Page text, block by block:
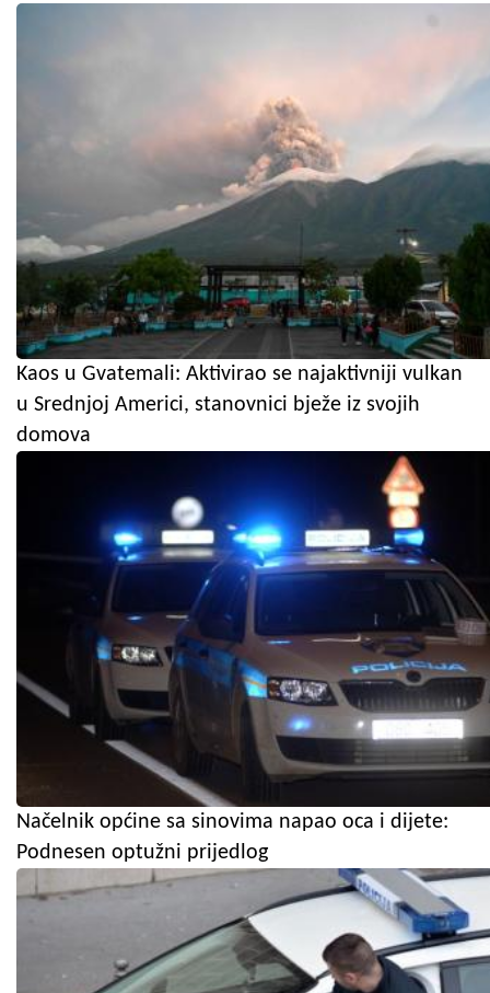
Kaos u Gvatemali: Aktivirao se najaktivniji vulkan
u Srednjoj Americi, stanovnici bježe iz svojih
domova
Načelnik općine sa sinovima napao oca i dijete:
Podnesen optužni prijedlog